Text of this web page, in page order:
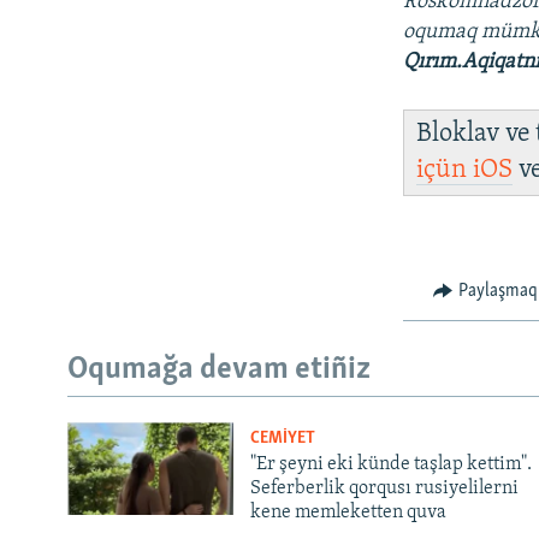
oqumaq
Bloklav ve
içüniOS
Paylaşmaq
Oqumağa devam etiñiz
CEMİYET
"Er şeyni eki künde taşlap kettim".
Seferberlik qorqusı rusiyelilerni
kene memleketten quva